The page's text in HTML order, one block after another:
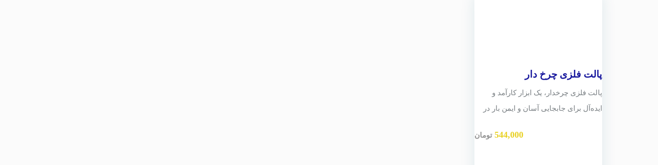
پالت فلزی چرخ دار
پالت فلزی چرخدار، یک ابزار کارآمد و
ایده‌آل برای جابجایی آسان و ایمن بار در
فروشگاه‌ها است. این نوع پالت‌ها از جنس
544,000 تومان